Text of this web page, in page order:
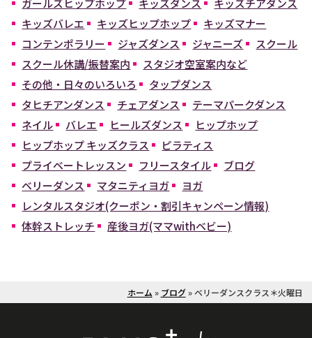
ガールズヒップホップ
キッズダンス
キッズチアダンス
キッズバレエ
キッズヒップホップ
キッズマナー
コンテンポラリー
ジャズダンス ジャニーズ
スクール
スクール休講/振替案内
スタジオ空室案内など
その他・日々のいろいろ
タップダンス
タヒチアンダンス
チェアダンス
テーマパークダンス
ネイル
バレエ ヒールズダンス
ヒップホップ
ヒップホップ キッズクラス
ピラティス
プライベートレッスン
フリースタイル
ブログ
ベリーダンス
マタニティヨガ
ヨガ
レンタルスタジオ(クーポン・割引キャンペーン情報)
体幹ストレッチ
産後ヨガ(ママwithベビー)
ホーム » ブログ»ベリーダンスクラス＊火曜日